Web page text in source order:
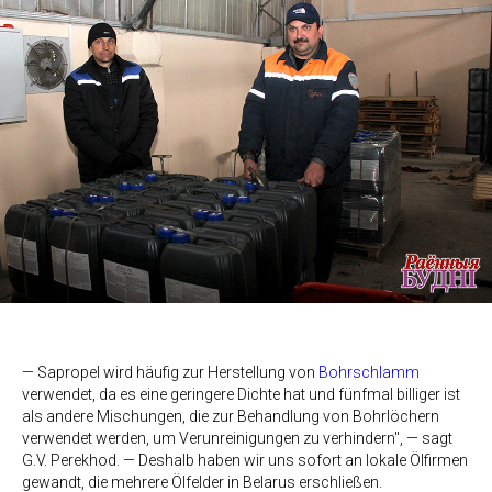
— Sapropel wird häufig zur Herstellung von Bohrschlamm
verwendet, da es eine geringere Dichte hat und fünfmal billiger ist
als andere Mischungen, die zur Behandlung von Bohrlöchern
verwendet werden, um Verunreinigungen zu verhindern", — sagt
G.V. Perekhod. — Deshalb haben wir uns sofort an lokale Ölfirmen
gewandt, die mehrere Ölfelder in Belarus erschließen.